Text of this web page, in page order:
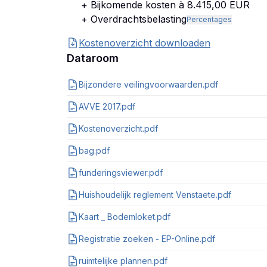
+ Bijkomende kosten à 8.415,00 EUR
+ OverdrachtsbelastingPercentages
Kostenoverzicht downloaden
Dataroom
Bijzondere veilingvoorwaarden.pdf
AVVE 2017.pdf
Kostenoverzicht.pdf
bag.pdf
funderingsviewer.pdf
Huishoudelijk reglement Venstaete.pdf
Kaart _ Bodemloket.pdf
Registratie zoeken - EP-Online.pdf
ruimtelijke plannen.pdf